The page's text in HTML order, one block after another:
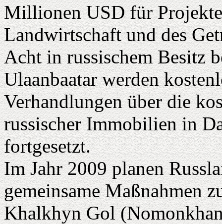
Millionen USD für
Landwirtschaft und des
Acht in russischem Besitz
Ulaanbaatar werden
Verhandlungen über die
russischer Immobilien in
fortgesetzt.
Im Jahr 2009 planen
gemeinsame Maßnahmen
Khalkhyn Gol